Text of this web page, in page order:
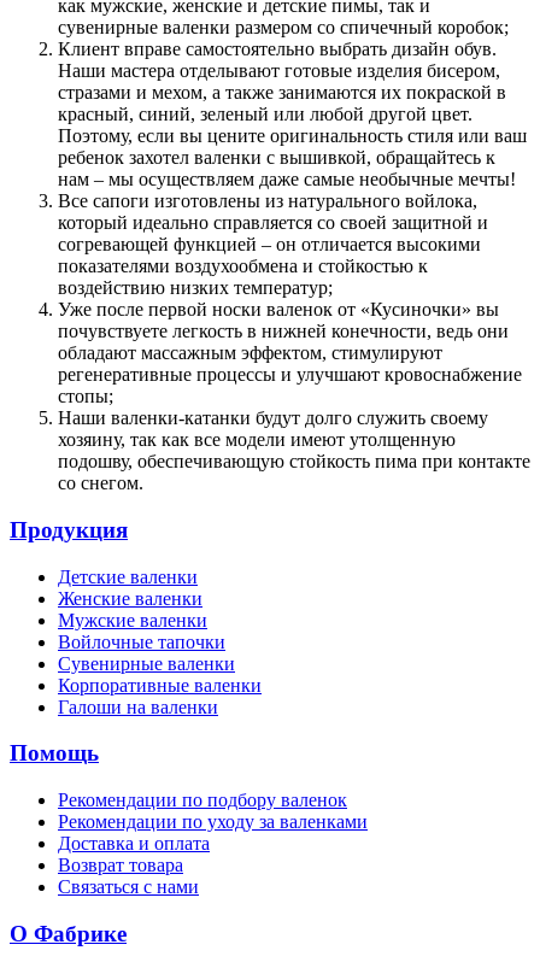
как мужские, женские и детские пимы, так и
сувенирные валенки размером со спичечный коробок;
Клиент вправе самостоятельно выбрать дизайн обув.
Наши мастера отделывают готовые изделия бисером,
стразами и мехом, а также занимаются их покраской в
красный, синий, зеленый или любой другой цвет.
Поэтому, если вы цените оригинальность стиля или ваш
ребенок захотел валенки с вышивкой, обращайтесь к
нам – мы осуществляем даже самые необычные мечты!
Все сапоги изготовлены из натурального войлока,
который идеально справляется со своей защитной и
согревающей функцией – он отличается высокими
показателями воздухообмена и стойкостью к
воздействию низких температур;
Уже после первой носки валенок от «Кусиночки» вы
почувствуете легкость в нижней конечности, ведь они
обладают массажным эффектом, стимулируют
регенеративные процессы и улучшают кровоснабжение
стопы;
Наши валенки-катанки будут долго служить своему
хозяину, так как все модели имеют утолщенную
подошву, обеспечивающую стойкость пима при контакте
со снегом.
Продукция
Детские валенки
Женские валенки
Мужские валенки
Войлочные тапочки
Сувенирные валенки
Корпоративные валенки
Галоши на валенки
Помощь
Рекомендации по подбору валенок
Рекомендации по уходу за валенками
Доставка и оплата
Возврат товара
Связаться с нами
О Фабрике